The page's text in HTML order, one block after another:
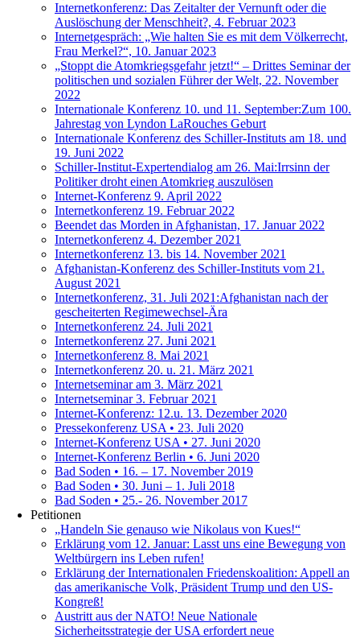
Internetkonferenz: Das Zeitalter der Vernunft oder die
Auslöschung der Menschheit?, 4. Februar 2023
Internetgespräch: „Wie halten Sie es mit dem Völkerrecht,
Frau Merkel?“, 10. Januar 2023
„Stoppt die Atomkriegsgefahr jetzt!“ – Drittes Seminar der
politischen und sozialen Führer der Welt, 22. November
2022
Internationale Konferenz 10. und 11. September:Zum 100.
Jahrestag von Lyndon LaRouches Geburt
Internationale Konferenz des Schiller-Instituts am 18. und
19. Juni 2022
Schiller-Institut-Expertendialog am 26. Mai:Irrsinn der
Politiker droht einen Atomkrieg auszulösen
Internet-Konferenz 9. April 2022
Internetkonferenz 19. Februar 2022
Beendet das Morden in Afghanistan, 17. Januar 2022
Internetkonferenz 4. Dezember 2021
Internetkonferenz 13. bis 14. November 2021
Afghanistan-Konferenz des Schiller-Instituts vom 21.
August 2021
Internetkonferenz, 31. Juli 2021:Afghanistan nach der
gescheiterten Regimewechsel-Ära
Internetkonferenz 24. Juli 2021
Internetkonferenz 27. Juni 2021
Internetkonferenz 8. Mai 2021
Internetkonferenz 20. u. 21. März 2021
Internetseminar am 3. März 2021
Internetseminar 3. Februar 2021
Internet-Konferenz: 12.u. 13. Dezember 2020
Pressekonferenz USA • 23. Juli 2020
Internet-Konferenz USA • 27. Juni 2020
Internet-Konferenz Berlin • 6. Juni 2020
Bad Soden • 16. – 17. November 2019
Bad Soden • 30. Juni – 1. Juli 2018
Bad Soden • 25.- 26. November 2017
Petitionen
„Handeln Sie genauso wie Nikolaus von Kues!“
Erklärung vom 12. Januar: Lasst uns eine Bewegung von
Weltbürgern ins Leben rufen!
Erklärung der Internationalen Friedenskoalition: Appell an
das amerikanische Volk, Präsident Trump und den US-
Kongreß!
Austritt aus der NATO! Neue Nationale
Sicherheitsstrategie der USA erfordert neue